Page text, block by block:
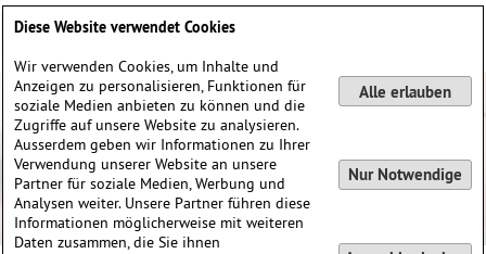
Diese Website verwendet Cookies
Wir verwenden Cookies, um Inhalte und
Anzeigen zu personalisieren, Funktionen für
soziale Medien anbieten zu können und die
Zugriffe auf unsere Website zu analysieren.
Ausserdem geben wir Informationen zu Ihrer
Verwendung unserer Website an unsere
Partner für soziale Medien, Werbung und
Analysen weiter. Unsere Partner führen diese
Informationen möglicherweise mit weiteren
Daten zusammen, die Sie ihnen
Alle erlauben
Nur Notwendige